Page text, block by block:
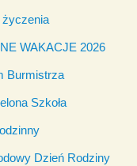
WAKACJE 2026
Burmistrza
Szkoła
Dzień Rodziny